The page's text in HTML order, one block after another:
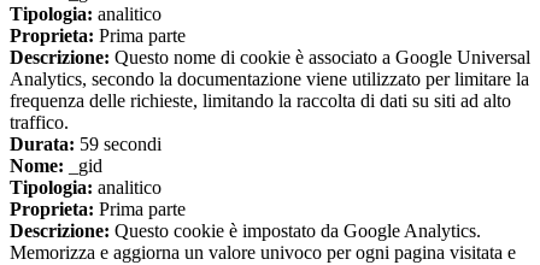
Tipologia: analitico
Proprieta: Prima parte
Descrizione: Questo nome di cookie è associato a Google Universal
Analytics, secondo la documentazione viene utilizzato per limitare la
frequenza delle richieste, limitando la raccolta di dati su siti ad alto
traffico.
Durata: 59 secondi
Nome: _gid
Tipologia: analitico
Proprieta: Prima parte
Descrizione: Questo cookie è impostato da Google Analytics.
Memorizza e aggiorna un valore univoco per ogni pagina visitata e